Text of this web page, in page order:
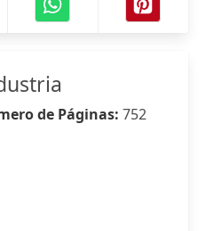
de Páginas: 752